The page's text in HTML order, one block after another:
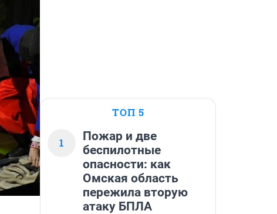
ТОП 5
1
Пожар и две
беспилотные
опасности: как
Омская область
пережила вторую
атаку БПЛА